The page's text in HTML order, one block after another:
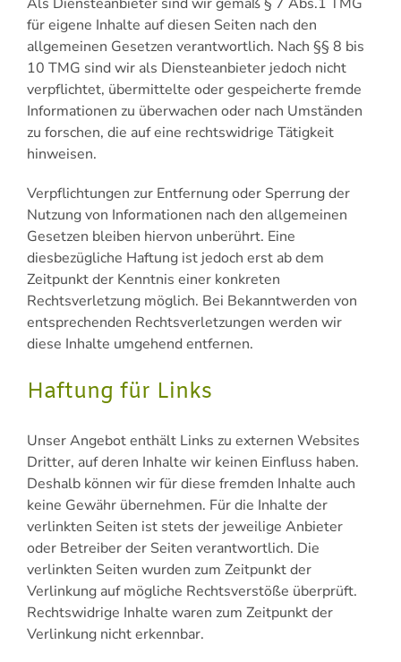
für eigene Inhalte auf diesen Seiten nach den
allgemeinen Gesetzen verantwortlich. Nach §§ 8 bis
10 TMG sind wir als Diensteanbieter jedoch nicht
verpflichtet, übermittelte oder gespeicherte fremde
Informationen zu überwachen oder nach Umständen
zu forschen, die auf eine rechtswidrige Tätigkeit
hinweisen.
Verpflichtungen zur Entfernung oder Sperrung der
Nutzung von Informationen nach den allgemeinen
Gesetzen bleiben hiervon unberührt. Eine
diesbezügliche Haftung ist jedoch erst ab dem
Zeitpunkt der Kenntnis einer konkreten
Rechtsverletzung möglich. Bei Bekanntwerden von
entsprechenden Rechtsverletzungen werden wir
diese Inhalte umgehend entfernen.
Haftung für Links
Unser Angebot enthält Links zu externen Websites
Dritter, auf deren Inhalte wir keinen Einfluss haben.
Deshalb können wir für diese fremden Inhalte auch
keine Gewähr übernehmen. Für die Inhalte der
verlinkten Seiten ist stets der jeweilige Anbieter
oder Betreiber der Seiten verantwortlich. Die
verlinkten Seiten wurden zum Zeitpunkt der
Verlinkung auf mögliche Rechtsverstöße überprüft.
Rechtswidrige Inhalte waren zum Zeitpunkt der
Verlinkung nicht erkennbar.